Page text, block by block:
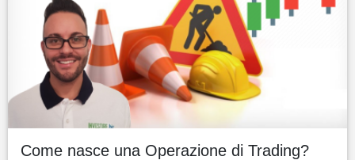
Come nasce una Operazione di Trading?